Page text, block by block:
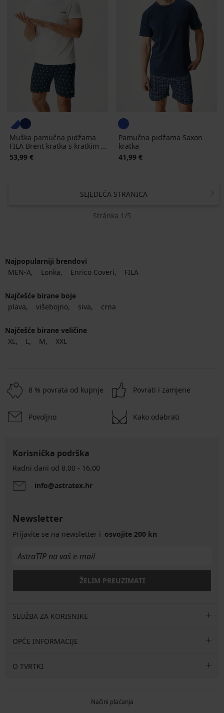
Muška pamučna pidžama
FILA Brent kratka s kratkim ...
53,99 €
Pamučna pidžama Saxon
kratka
41,99 €
SLJEDEĆA STRANICA
Stránka 1/5
Najpopularniji brendovi
MEN-A
Lonka Enrico Coveri FILA
Najčešće birane boje
plava
višebojno siva crna
Najčešće birane veličine
XL
L M XXL
8 % povrata od kupnje Povrati i zamjene
Povoljno Kako odabrati
Korisnička podrška
Radni dani od 8.00 - 16.00
info@astratex.hr
Newsletter
Prijavite se na newsletter i osvojite 200 kn
ŽELIM PREUZIMATI
SLUŽBA ZA KORISNIKE
OPĆE INFORMACIJE
O TVRTKI
Načini plaćanja